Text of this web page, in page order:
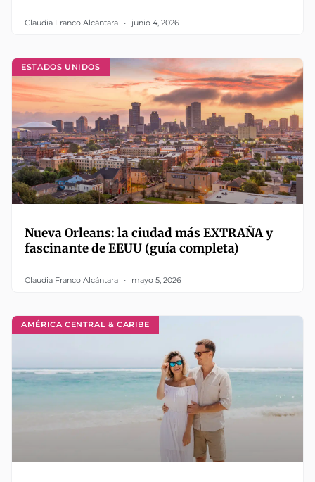
Claudia Franco Alcántara junio 4, 2026
ESTADOS UNIDOS
Nueva Orleans: la ciudad más EXTRAÑA y
fascinante de EEUU (guía completa)
Claudia Franco Alcántara mayo 5, 2026
AMÉRICA CENTRAL & CARIBE